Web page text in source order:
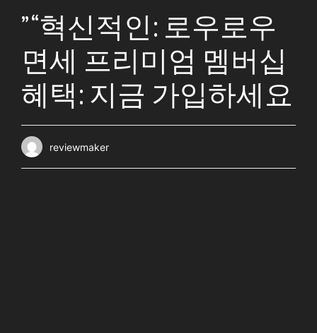
” “혁신적인: 로우로우
면세 프리미엄 멤버십
혜택: 지금 가입하세요
reviewmaker